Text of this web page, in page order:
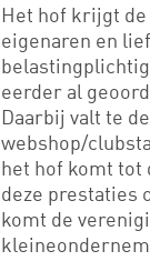
Het hof krijgt de
eigenaren en
eerder al
Daarbij valt te
webshop/
het hof komt tot
deze prestaties
komt de